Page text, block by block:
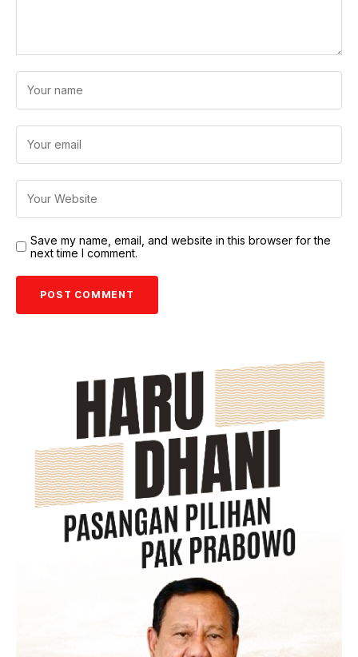
Save my name, email, and website in this browser for the
next time I comment.